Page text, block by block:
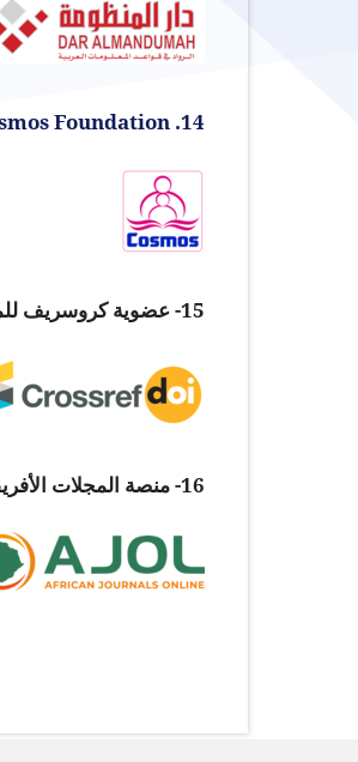
14. Cosmos Foundation
15- عضوية كروسريف للمعرفات الرقمية (Crossref): قيد الإجراء
16- منصة المجلات الأفريقية على الإنترنت (AJOL): قيد الإجراء